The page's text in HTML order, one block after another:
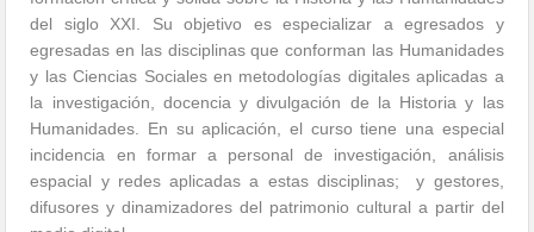
del siglo XXI. Su objetivo es especializar a egresados y
egresadas en las disciplinas que conforman las Humanidades
y las Ciencias Sociales en metodologías digitales aplicadas a
la investigación, docencia y divulgación de la Historia y las
Humanidades. En su aplicación, el curso tiene una especial
incidencia en formar a personal de investigación, análisis
espacial y redes aplicadas a estas disciplinas; y gestores,
difusores y dinamizadores del patrimonio cultural a partir del